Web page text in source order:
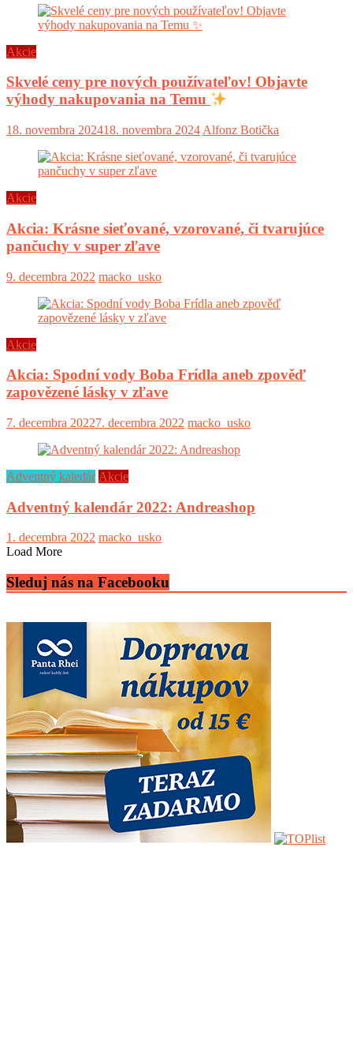
Akcie
Skvelé ceny pre nových používateľov! Objavte
výhody nakupovania na Temu
18. novembra 202418. novembra 2024 Alfonz Botička
Akcie
Akcia: Krásne sieťované, vzorované, či tvarujúce
pančuchy v super zľave
9. decembra 2022 macko_usko
Akcie
Akcia: Spodní vody Boba Frídla aneb zpověď
zapovězené lásky v zľave
7. decembra 20227. decembra 2022 macko_usko
Adventný kaledár Akcie
Adventný kalendár 2022: Andreashop
1. decembra 2022 macko_usko
Load More
Sleduj nás na Facebooku